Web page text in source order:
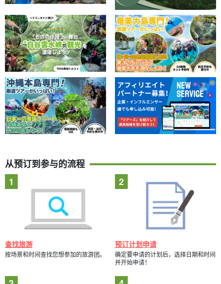
从预订到参与的流程
查找旅游
按场景和时间查找您想参加的旅游团。
预订计划申请
确定要申请的计划后，选择日期和时间
并开始申请！